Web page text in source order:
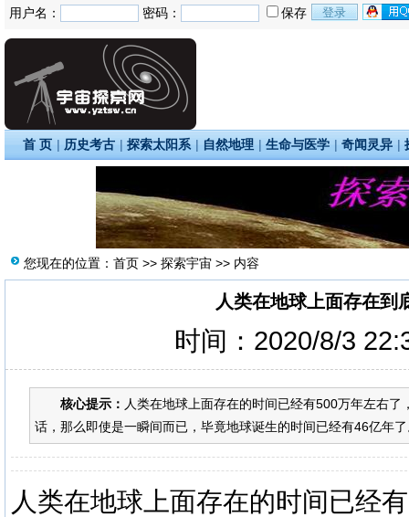
用户名： 密码： 保存
首 页 | 历史考古 | 探索太阳系 | 自然地理 | 生命与医学 | 奇闻灵异 |
您现在的位置： 首页 >> 探索宇宙 >> 内容
人类在地球上面存在到
时间：2020/8/3
核心提示： 人类在地球上面存在的时间已经有500万年左右
话，那么即使是一瞬间而已，毕竟地球诞生的时间已经有46亿年
人类在地球上面存在的时间已经